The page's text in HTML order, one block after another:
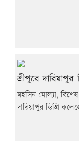
শ্রীপুরে
মহসিন মোল্যা,
দারিয়াপুর ডিগ্রি